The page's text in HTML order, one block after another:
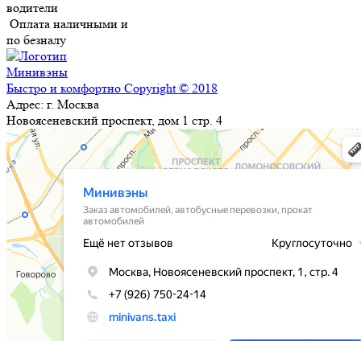
водители
Оплата наличными и
по безналу
Минивэны
Быстро и комфортно Copyright © 2018
Адрес: г. Москва
Новоясеневский проспект, дом 1 стр. 4